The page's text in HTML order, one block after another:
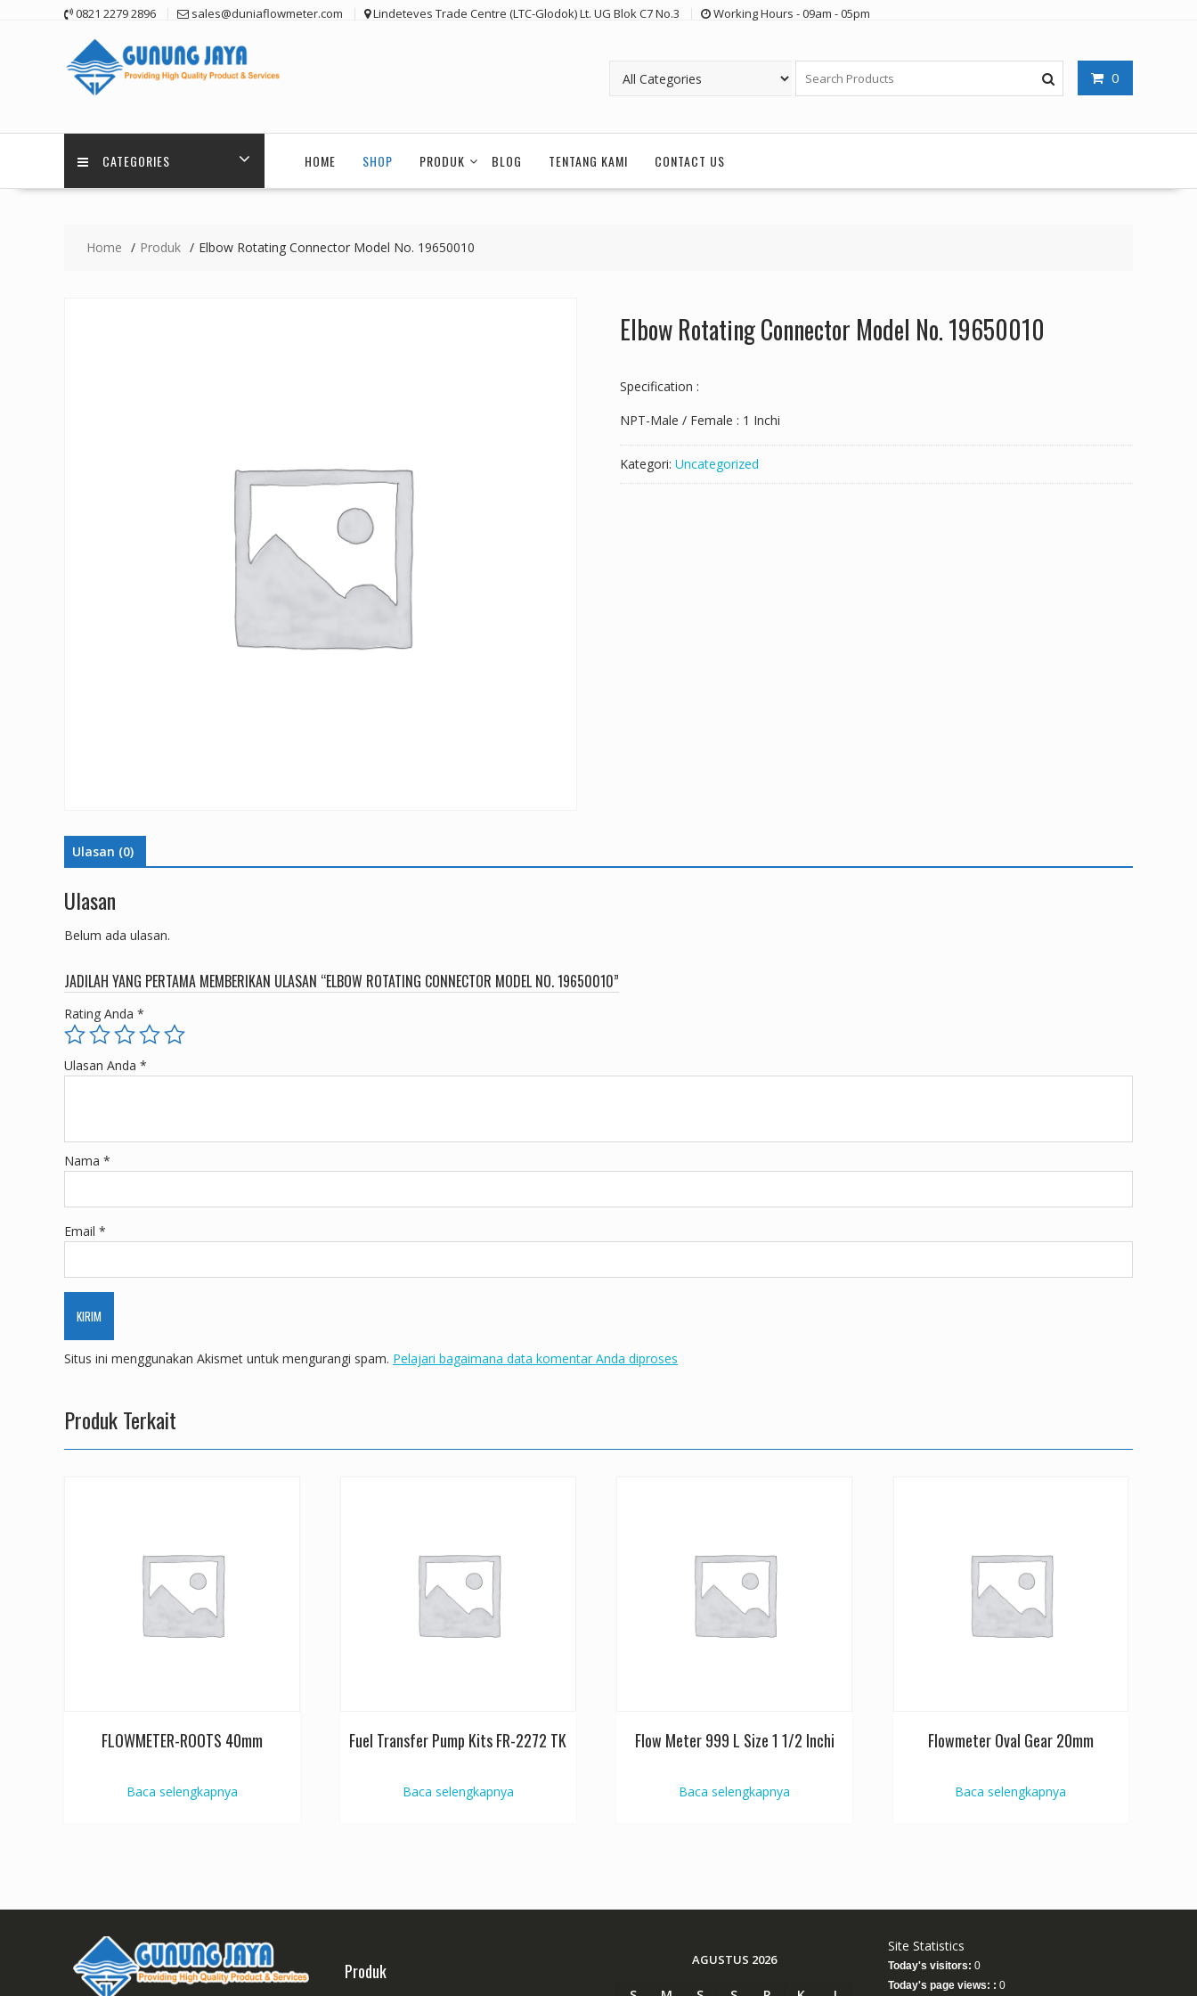
0821 2279 2896 sales@duniaflowmeter.com Lindeteves Trade Centre (LTC-Glodok) Lt. UG Blok C7 No.3 Working Hours - 09am - 05pm
0
CATEGORIES HOME SHOP PRODUK BLOG TENTANG KAMI CONTACT US
Home Produk Elbow Rotating Connector Model No. 19650010
Elbow Rotating Connector Model No. 19650010
Specification :
NPT-Male / Female : 1 Inchi
Kategori: Uncategorized
Ulasan (0)
Ulasan
Belum ada ulasan.
JADILAH YANG PERTAMA MEMBERIKAN ULASAN “ELBOW ROTATING CONNECTOR MODEL NO. 19650010”
Rating Anda *
Ulasan Anda *
Nama *
Email *
Situs ini menggunakan Akismet untuk mengurangi spam. Pelajari bagaimana data komentar Anda diproses
Produk Terkait
FLOWMETER-ROOTS 40mm
Baca selengkapnya
Fuel Transfer Pump Kits FR-2272 TK
Baca selengkapnya
Flow Meter 999 L Size 1 1/2 Inchi
Baca selengkapnya
Flowmeter Oval Gear 20mm
Baca selengkapnya
Produk AGUSTUS 2026
Site Statistics
Today's visitors: 0
Today's page views: : 0